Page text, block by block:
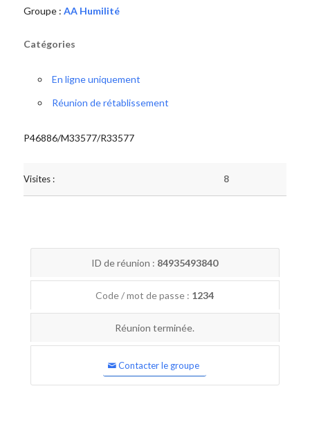
Groupe : AA Humilité
Catégories
En ligne uniquement
Réunion de rétablissement
P46886/M33577/R33577
Visites : 8
ID de réunion : 84935493840
Code / mot de passe : 1234
Réunion terminée.
Contacter le groupe